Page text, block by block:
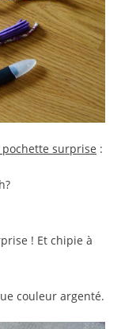
pochette surprise :
! Et chipie à
couleur argenté.